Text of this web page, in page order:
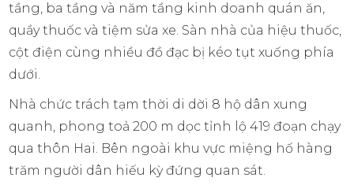
tầng, ba tầng và năm tầng kinh doanh quán ăn,
quầy thuốc và tiệm sửa xe. Sàn nhà của hiệu thuốc,
cột điện cùng nhiều đồ đạc bị kéo tụt xuống phía
dưới.
Nhà chức trách tạm thời di dời 8 hộ dân xung
quanh, phong toả 200 m dọc tỉnh lộ 419 đoạn chạy
qua thôn Hai. Bên ngoài khu vực miệng hố hàng
trăm người dân hiếu kỳ đứng quan sát.